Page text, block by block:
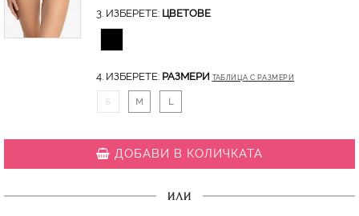
3. ИЗБЕРЕТЕ: ЦВЕТОВЕ
4. ИЗБЕРЕТЕ: РАЗМЕРИ ТАБЛИЦА С РАЗМЕРИ
S M L
ДОБАВИ В КОЛИЧКАТА
ИЛИ